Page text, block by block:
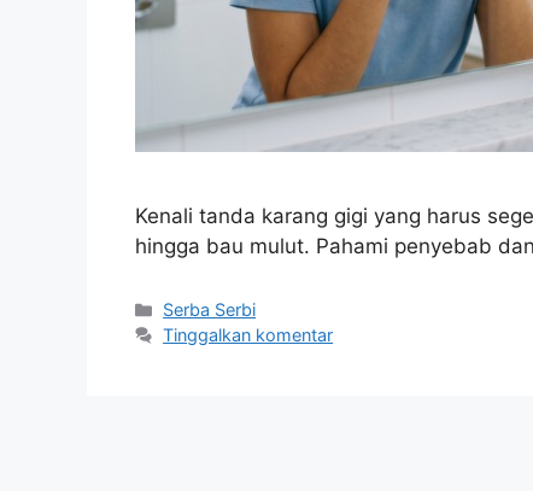
Kenali tanda karang gigi yang harus
hingga bau mulut. Pahami penyebab
Kategori
Serba Serbi
Tinggalkan komentar